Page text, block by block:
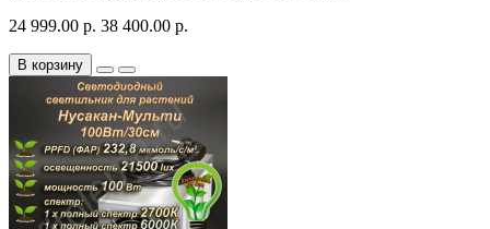
24 999.00 р. 38 400.00 р.
В корзину